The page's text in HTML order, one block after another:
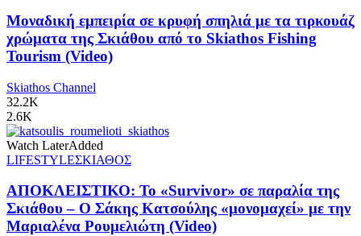
Μοναδική εμπειρία σε κρυφή σπηλιά με τα τιρκουάζ
χρώματα της Σκιάθου από το Skiathos Fishing
Tourism (Video)
Skiathos Channel
32.2K
2.6K
Watch LaterAdded
LIFESTYLEΣΚΙΑΘΟΣ
ΑΠΟΚΛΕΙΣΤΙΚΟ: Το «Survivor» σε παραλία της
Σκιάθου – Ο Σάκης Κατσούλης «μονομαχεί» με την
Μαριαλένα Ρουμελιώτη (Video)